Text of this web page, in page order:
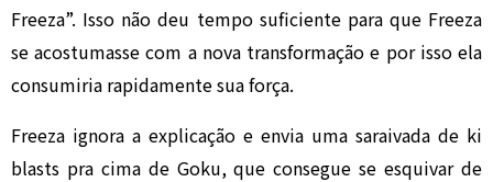
Freeza”. Isso não deu tempo suficiente para que Freeza
se acostumasse com a nova transformação e por isso ela
consumiria rapidamente sua força.
Freeza ignora a explicação e envia uma saraivada de ki
blasts pra cima de Goku, que consegue se esquivar de